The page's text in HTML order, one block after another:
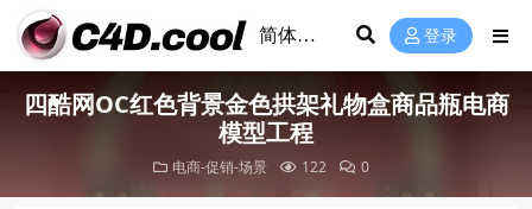
登录
四酷网OC红色背景金色拱架礼物盒商品瓶电商
模型工程
电商-促销-场景 122 0